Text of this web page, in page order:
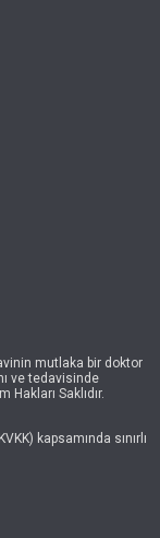
mutlaka bir doktor
ve tedavisinde
Hakları Saklıdır.
kapsamında sınırlı